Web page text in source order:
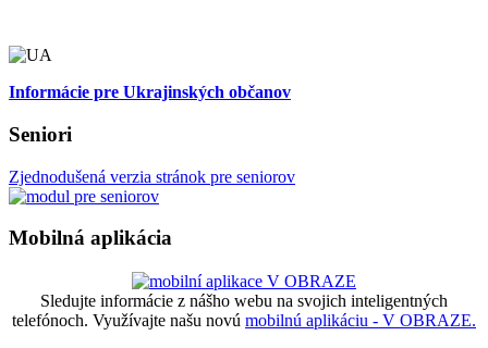
Informácie pre Ukrajinských občanov
Seniori
Zjednodušená verzia stránok pre seniorov
Mobilná aplikácia
Sledujte informácie z nášho webu na svojich inteligentných
telefónoch. Využívajte našu novú mobilnú aplikáciu - V OBRAZE.